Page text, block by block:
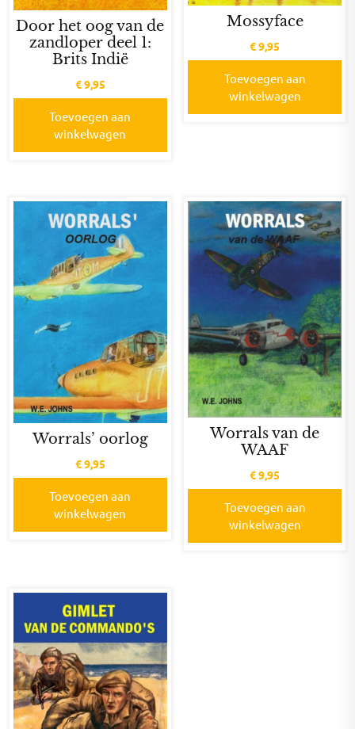
Door het oog van de
zandloper deel 1:
Brits Indië
€9,95
Toevoegen aan
winkelwagen
Mossyface
€9,95
Toevoegen aan
winkelwagen
Worrals’ oorlog
€9,95
Toevoegen aan
winkelwagen
Worrals van de
WAAF
€9,95
Toevoegen aan
winkelwagen